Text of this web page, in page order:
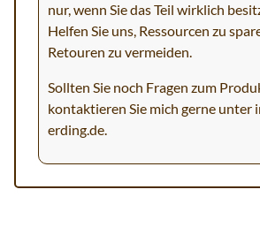
nur, wenn Sie das Teil wirklich
Helfen Sie uns, Ressourcen zu
Retouren zu vermeiden.
Sollten Sie noch Fragen zum
kontaktieren Sie mich gerne unter
erding.de.